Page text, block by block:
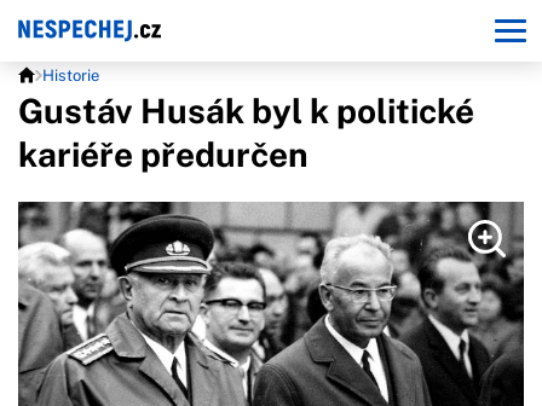
Historie
Gustáv Husák byl k politické
kariéře předurčen